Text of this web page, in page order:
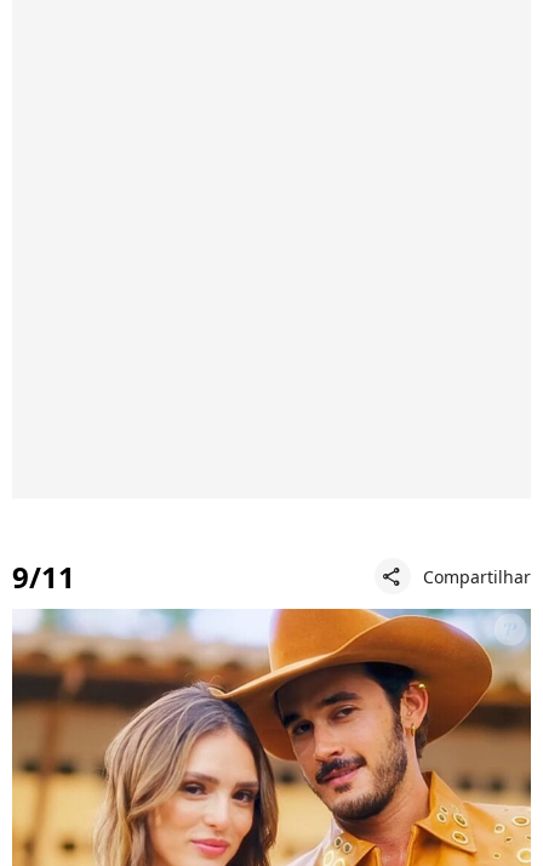
9/11 share Compartilhar